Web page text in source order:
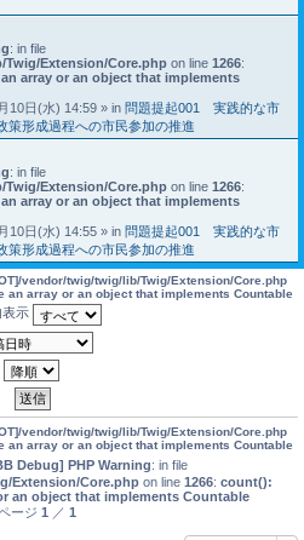
: in file
Extension/Core.php on line 1266:
array or an object that implements
10日(水) 14:59 » in 問題提起001 実践的な市
策形成過程への市民参加の推進
: in file
Extension/Core.php on line 1266:
array or an object that implements
10日(水) 14:55 » in 問題提起001 実践的な市
策形成過程への市民参加の推進
vendor/twig/twig/lib/Twig/Extension/Core.php
an array or an object that implements Countable
表示
vendor/twig/twig/lib/Twig/Extension/Core.php
an array or an object that implements Countable
Debug] PHP Warning: in file
Extension/Core.phpon line 1266: count():
an object that implements Countable
ージ 1 ／ 1